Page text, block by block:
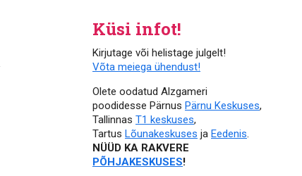
Küsi infot!
Kirjutage või helistage julgelt!
Võta meiega ühendust!
Olete oodatud Alzgameri
poodidesse Pärnus Pärnu Keskuses,
Tallinnas T1 keskuses,
Tartus Lõunakeskuses ja Eedenis.
NÜÜD KA RAKVERE
PÕHJAKESKUSES!